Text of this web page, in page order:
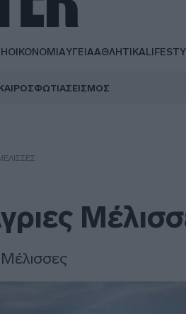
ΟΙΚΟΝΟΜΙΑΥΓΕΙΑΑΘΛΗΤΙΚΑ
ΦΩΤΙΑΣΕΙΣΜΟΣ